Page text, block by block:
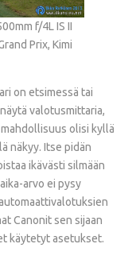
f/4L IS II
Prix, Kimi
on etsimessä tai
valotusmittaria,
olisi kyllä
näkyy. Itse pidän
ikävästi silmään
arvo ei pysy
Canonit sen sijaan
käytetyt asetukset.